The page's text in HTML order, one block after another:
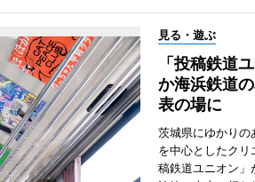
見る・遊ぶ
「投稿鉄道
か海浜鉄道
表の場に
茨城県にゆかりの
を中心としたク
稿鉄道ユニオン」